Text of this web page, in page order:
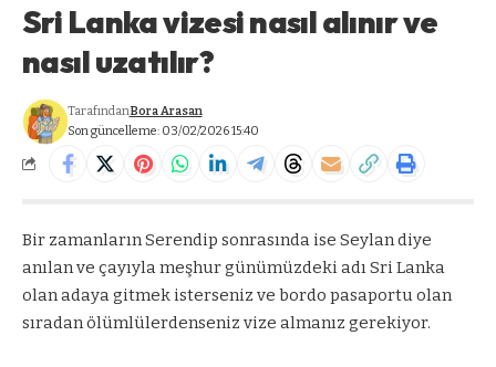
Sri Lanka vizesi nasıl alınır ve
nasıl uzatılır?
Son güncelleme: 03/02/2026 15:40
TarafındanBora Arasan
Bir zamanların Serendip sonrasında ise Seylan diye
anılan ve çayıyla meşhur günümüzdeki adı Sri Lanka
olan adaya gitmek isterseniz ve bordo pasaportu olan
sıradan ölümlülerdenseniz vize almanız gerekiyor.